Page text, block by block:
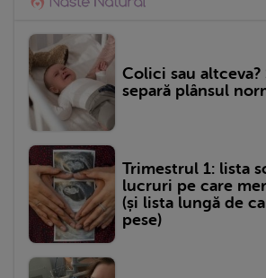
Colici sau altceva?
separă plânsul
Trimestrul 1: lista
lucruri pe care
(și lista lungă de
pese)